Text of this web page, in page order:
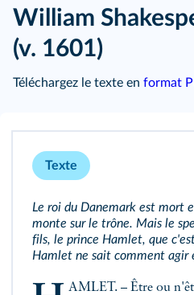
William
(v. 1601)
Téléchargez le texte en format
Texte
Le roi du Danemark est mort
monte sur le trône. Mais le
fils, le prince Hamlet, que
Hamlet ne sait comment agir
HAMLET.– Être ou